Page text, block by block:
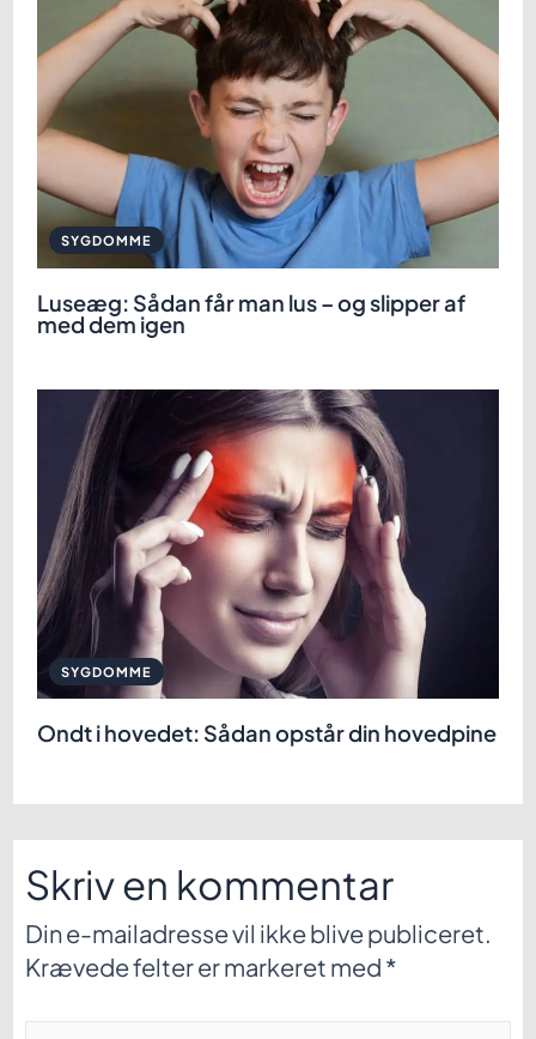
Luseæg: Sådan får man lus – og slipper af
med dem igen
SYGDOMME
Ondt i hovedet: Sådan opstår din hovedpine
SYGDOMME
Skriv en kommentar
Din e-mailadresse vil ikke blive publiceret.
Krævede felter er markeret med *